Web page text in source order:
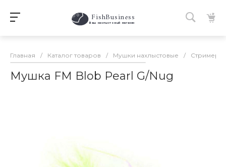
FishBusiness
Ваш нахлыстовый магазин
Главная / Каталог товаров / Мушки нахлыстовые / Стримеры
Мушка FM Blob Pearl G/Nug